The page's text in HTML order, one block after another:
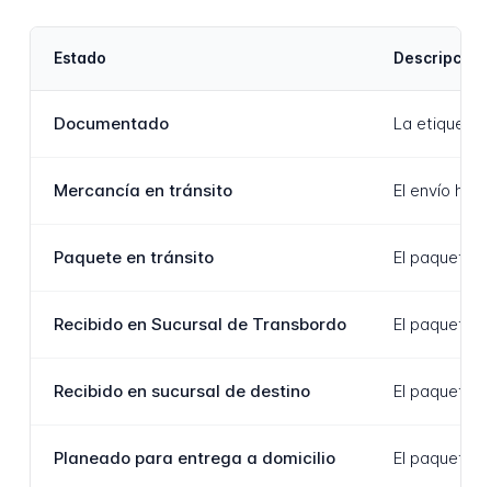
Estado Descripción
Documentado La etiqueta
Mercancía en tránsito El envío ha
Paquete en tránsito El paquete
Recibido en Sucursal de Transbordo El paquete
Recibido en sucursal de destino El paquete
Planeado para entrega a domicilio El paquete